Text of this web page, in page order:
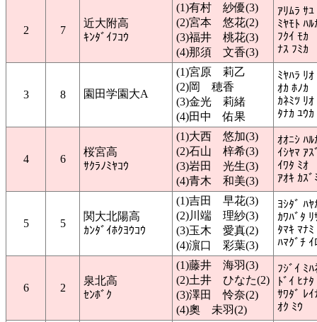
2 7
近大附高
ｷﾝﾀﾞｲﾌｺｳ
(1)有村 紗優(3)
(2)宮本 悠花(2)
(3)福井 桃花(3)
(4)那須 文香(3)
ｱﾘﾑﾗ ｻﾕ
ﾐﾔﾓﾄ ﾊﾙ
ﾌｸｲ ﾓｶ
ﾅｽ ﾌﾐｶ
3 8 園田学園大A
(1)宮原 莉乙
(2)岡 穂香
(3)金光 莉緒
(4)田中 佑果
ﾐﾔﾊﾗ ﾘｵ
ｵｶ ﾎﾉｶ
ｶﾈﾐﾂ ﾘｵ
ﾀﾅｶ ﾕｳｶ
4 6
桜宮高
ｻｸﾗﾉﾐﾔｺｳ
(1)大西 悠加(3)
(2)石山 梓希(3)
(3)岩田 光生(3)
(4)青木 和美(3)
ｵｵﾆｼ ﾊﾙ
ｲｼﾔﾏ ｱｽ
ｲﾜﾀ ﾐｵ
ｱｵｷ ｶｽﾞ
5 5
関大北陽高
ｶﾝﾀﾞｲﾎｸﾖｳｺｳ
(1)吉田 早花(3)
(2)川端 理紗(3)
(3)玉木 愛真(2)
(4)濵口 彩葉(3)
ﾖｼﾀﾞ ﾊﾔ
ｶﾜﾊﾞﾀ ﾘ
ﾀﾏｷ ﾏﾅﾐ
ﾊﾏｸﾞﾁ ｲ
6 2
泉北高
ｾﾝﾎﾞｸ
(1)藤井 海羽(3)
(2)土井 ひなた(2)
(3)澤田 怜奈(2)
(4)奧 未羽(2)
ﾌｼﾞｲ ﾐﾊ
ﾄﾞｲ ﾋﾅﾀ
ｻﾜﾀﾞ ﾚｲ
ｵｸ ﾐｳ